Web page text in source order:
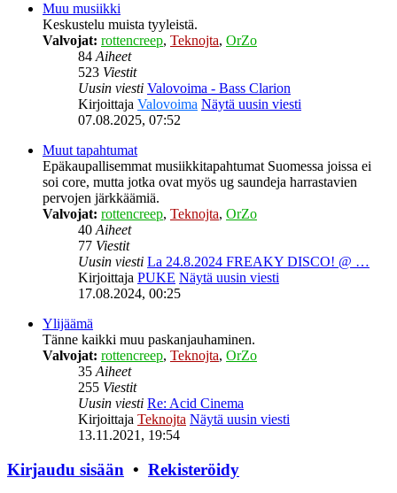
Muu musiikki
Keskustelu muista tyyleistä.
Valvojat: rottencreep, Teknojta, OrZo
84Aiheet
523 Viestit
Uusin viesti Valovoima - Bass Clarion
Kirjoittaja Valovoima Näytä uusin viesti
07.08.2025, 07:52
Muut tapahtumat
Epäkaupallisemmat musiikkitapahtumat Suomessa joissa ei
soi core, mutta jotka ovat myös ug saundeja harrastavien
pervojen järkkäämiä.
Valvojat: rottencreep, Teknojta, OrZo
40Aiheet
77 Viestit
Uusin viesti La 24.8.2024 FREAKY DISCO! @ …
Kirjoittaja PUKE Näytä uusin viesti
17.08.2024, 00:25
Ylijäämä
Tänne kaikki muu paskanjauhaminen.
Valvojat: rottencreep, Teknojta, OrZo
35Aiheet
255 Viestit
Uusin viesti Re: Acid Cinema
Kirjoittaja Teknojta Näytä uusin viesti
13.11.2021, 19:54
Kirjaudu sisään • Rekisteröidy